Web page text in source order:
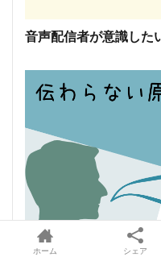
音声配信者が意識した
ホーム シェア